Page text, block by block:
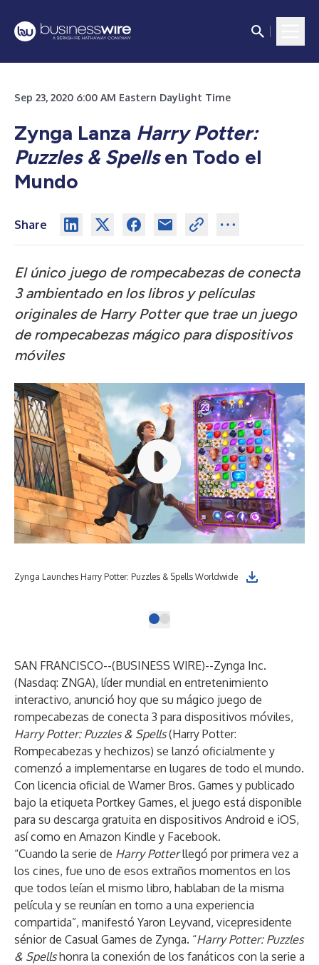
Sep 23, 2020 6:00 AM Eastern Daylight Time
Zynga Lanza Harry Potter:
Puzzles & Spellsen Todo el
Mundo
Share
El único juego de rompecabezas de conecta
3 ambientado en los libros y películas
originales de Harry Potter que trae un juego
de rompecabezas mágico para dispositivos
móviles
Zynga Launches Harry Potter: Puzzles & Spells Worldwide
SAN FRANCISCO--(BUSINESS WIRE)--Zynga Inc.
(Nasdaq: ZNGA), líder mundial en entretenimiento
interactivo, anunció hoy que su mágico juego de
rompecabezas de conecta 3 para dispositivos móviles,
Harry Potter: Puzzles & Spells(Harry Potter:
Rompecabezas y hechizos) se lanzó oficialmente y
comenzó a implementarse en lugares de todo el mundo.
Con licencia oficial de Warner Bros. Games y publicado
bajo la etiqueta Portkey Games, el juego está disponible
para su descarga gratuita en dispositivos Android e iOS,
así como en Amazon Kindle y Facebook.
“Cuando la serie de Harry Potterllegó por primera vez a
los cines, fue uno de esos extraños momentos en los
que todos leían el mismo libro, hablaban de la misma
película y se reunían en torno a una experiencia
compartida”, manifestó Yaron Leyvand, vicepresidente
sénior de Casual Games de Zynga. “Harry Potter: Puzzles
& Spellshonra la conexión de los fanáticos con la serie a